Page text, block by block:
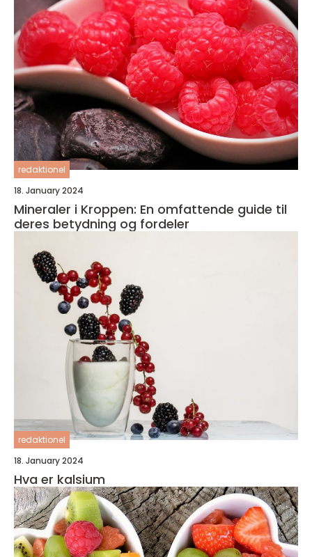
redaktionel
18. January 2024
Mineraler i Kroppen: En omfattende guide til
deres betydning og fordeler
redaktionel
18. January 2024
Hva er kalsium